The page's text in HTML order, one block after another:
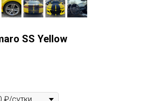
SS Yellow